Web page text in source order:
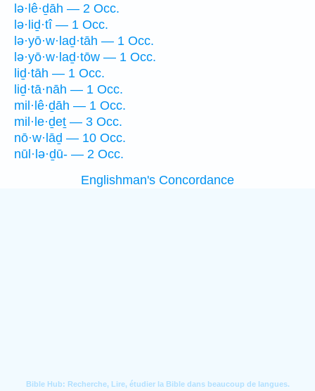
lə·lê·ḏāh — 2 Occ.
lə·liḏ·tî — 1 Occ.
lə·yō·w·laḏ·tāh — 1 Occ.
lə·yō·w·laḏ·tōw — 1 Occ.
liḏ·tāh — 1 Occ.
liḏ·tā·nāh — 1 Occ.
mil·lê·ḏāh — 1 Occ.
mil·le·ḏeṯ — 3 Occ.
nō·w·lāḏ — 10 Occ.
nūl·lə·ḏū- — 2 Occ.
Englishman's Concordance